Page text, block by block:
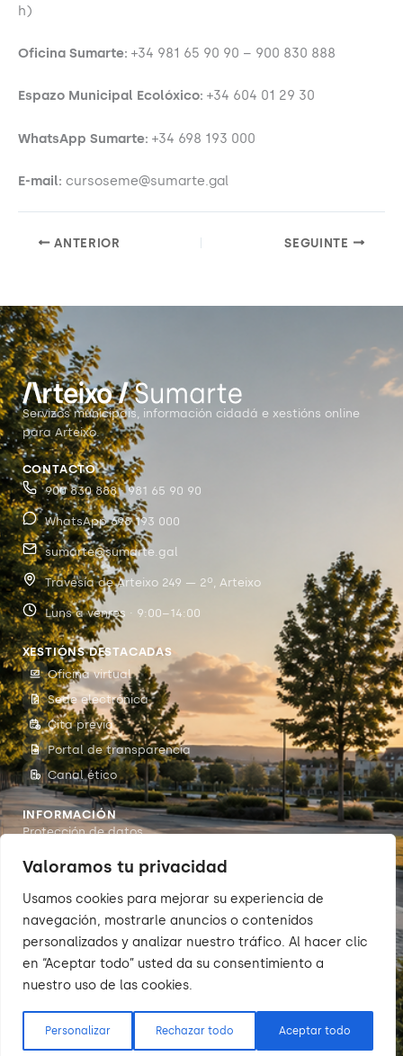
Valoramos tu privacidad
Usamos cookies para mejorar su experiencia de
navegación, mostrarle anuncios o contenidos
personalizados y analizar nuestro tráfico. Al hacer clic
en “Aceptar todo” usted da su consentimiento a
nuestro uso de las cookies.
Personalizar Rechazar todo Aceptar todo
h)
Oficina Sumarte: +34 981 65 90 90 – 900 830 888
Espazo Municipal Ecolóxico: +34 604 01 29 30
WhatsApp Sumarte: +34 698 193 000
E-mail: cursoseme@sumarte.gal
ANTERIOR SEGUINTE
Servizos municipais, información cidadá e xestións online
para Arteixo.
CONTACTO
900 830 888 · 981 65 90 90
WhatsApp 698 193 000
sumarte@sumarte.gal
Travesía de Arteixo 249 — 2º, Arteixo
Luns a venres · 9:00–14:00
XESTIÓNS DESTACADAS
Oficina virtual
Sede electrónica
Cita previa
Portal de transparencia
Canal ético
INFORMACIÓN
Protección de datos
Aviso legal
Política de cookies
© 2026 Sumarte — Concello de
reservados.